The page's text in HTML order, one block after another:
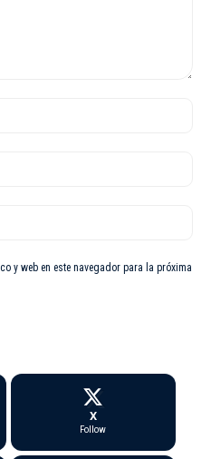
y web en este navegador para la próxima
X
Follow